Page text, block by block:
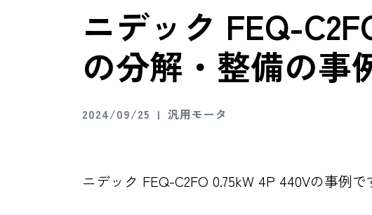
ニデック FEQ-
の分解・整備の事
2024/09/25 汎用モータ
ニデック FEQ-C2FO 0.75kW 4P 440Vの事例で